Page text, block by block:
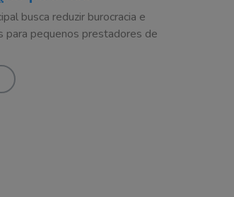
busca reduzir burocracia e
para pequenos prestadores de